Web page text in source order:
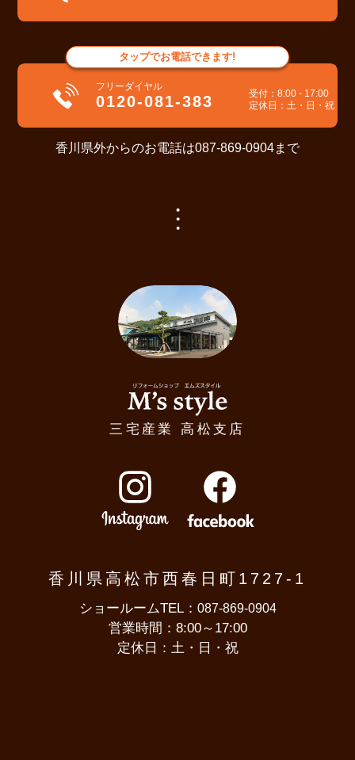
タップでお電話できます!
フリーダイヤル
0120-081-383
受付：8:00 - 17:00
定休日：土・日・祝
香川県外からのお電話は087-869-0904まで
リフォームショップM's style
三宅産業 高松支店
Instagram Facebook
香川県高松市西春日町1727-1
ショールームTEL： 087-869-0904
営業時間：8:00～17:00
定休日：土・日・祝